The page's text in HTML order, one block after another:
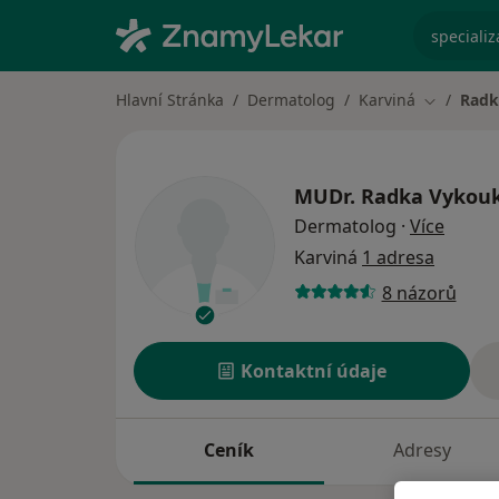
Hlavní Stránka Dermatolog Karviná Změna
MUDr. Radka
Dermatolog · Více
Karviná 1 adresa
8 názorů
Kontaktní údaje
Ceník Adresy